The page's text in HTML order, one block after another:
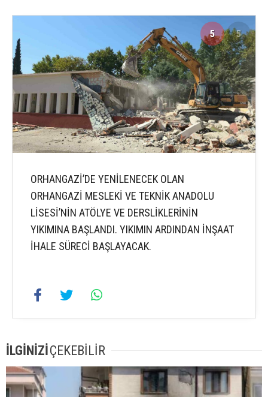
5 5
ORHANGAZİ’DE YENİLENECEK OLAN
ORHANGAZİ MESLEKİ VE TEKNİK ANADOLU
LİSESİ’NİN ATÖLYE VE DERSLİKLERİNİN
YIKIMINA BAŞLANDI. YIKIMIN ARDINDAN İNŞAAT
İHALE SÜRECİ BAŞLAYACAK.
İLGİNİZİÇEKEBİLİR